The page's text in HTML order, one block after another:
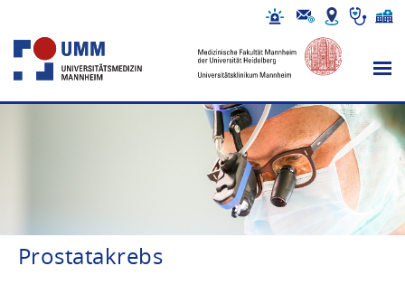
Prostatakrebs